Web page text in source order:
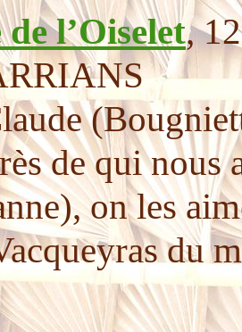
l’Oiselet,
de qui
on les
du
bio
Le Réseau
de collectifs
diffusent et
faire et
nouveaux
cultivée et
sur les